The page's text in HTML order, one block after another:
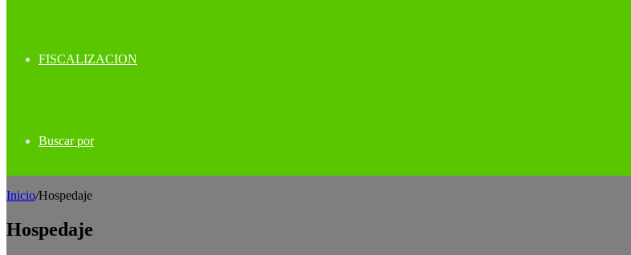
FISCALIZACION
Buscar por
Inicio/Hospedaje
Hospedaje